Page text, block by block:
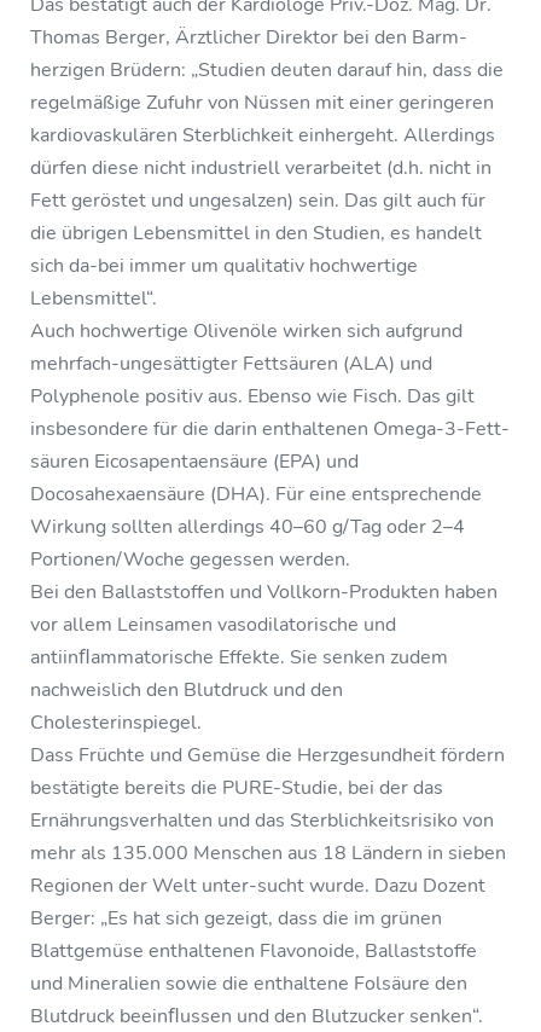
Das bestätigt auch der Kardiologe Priv.-Doz. Mag. Dr.
Thomas Berger, Ärztlicher Direktor bei den Barm-
herzigen Brüdern: „Studien deuten darauf hin, dass die
regelmäßige Zufuhr von Nüssen mit einer geringeren
kardiovaskulären Sterblichkeit einhergeht. Allerdings
dürfen diese nicht industriell verarbeitet (d.h. nicht in
Fett geröstet und ungesalzen) sein. Das gilt auch für
die übrigen Lebensmittel in den Studien, es handelt
sich da-bei immer um qualitativ hochwertige
Lebensmittel“.
Auch hochwertige Olivenöle wirken sich aufgrund
mehrfach-ungesättigter Fettsäuren (ALA) und
Polyphenole positiv aus. Ebenso wie Fisch. Das gilt
insbesondere für die darin enthaltenen Omega-3-Fett-
säuren Eicosapentaensäure (EPA) und
Docosahexaensäure (DHA). Für eine entsprechende
Wirkung sollten allerdings 40–60 g/Tag oder 2–4
Portionen/Woche gegessen werden.
Bei den Ballaststoffen und Vollkorn-Produkten haben
vor allem Leinsamen vasodilatorische und
antiinﬂammatorische Effekte. Sie senken zudem
nachweislich den Blutdruck und den
Cholesterinspiegel.
Dass Früchte und Gemüse die Herzgesundheit fördern
bestätigte bereits die PURE-Studie, bei der das
Ernährungsverhalten und das Sterblichkeitsrisiko von
mehr als 135.000 Menschen aus 18 Ländern in sieben
Regionen der Welt unter-sucht wurde. Dazu Dozent
Berger: „Es hat sich gezeigt, dass die im grünen
Blattgemüse enthaltenen Flavonoide, Ballaststoffe
und Mineralien sowie die enthaltene Folsäure den
Blutdruck beeinﬂussen und den Blutzucker senken“.